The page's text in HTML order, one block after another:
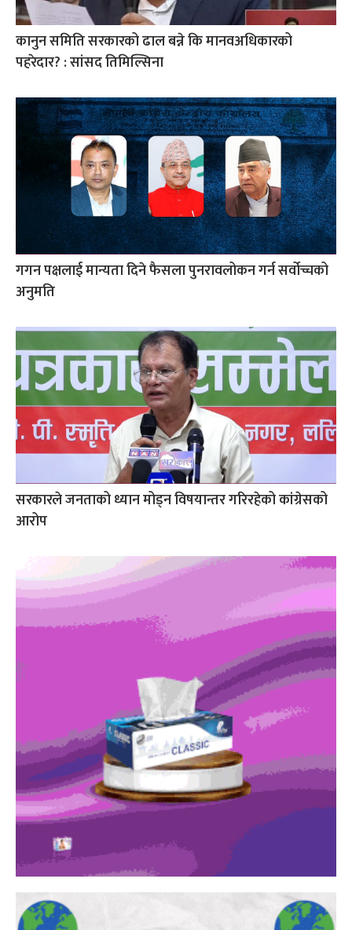
कानुन समिति सरकारको ढाल बन्ने कि मानवअधिकारको
पहरेदार? : सांसद तिमिल्सिना
गगन पक्षलाई मान्यता दिने फैसला पुनरावलोकन गर्न सर्वोच्चको
अनुमति
सरकारले जनताको ध्यान मोड्न विषयान्तर गरिरहेको कांग्रेसको
आरोप